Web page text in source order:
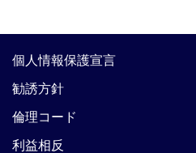
個人情報保護宣言
勧誘方針
倫理コード
利益相反